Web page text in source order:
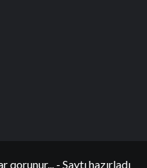
- Saytı hazırladı